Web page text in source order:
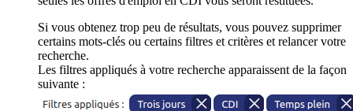
Si vous obtenez trop peu de résultats, vous pouvez supprimer
certains mots-clés ou certains filtres et critères et relancer votre
recherche.
Les filtres appliqués à votre recherche apparaissent de la façon
suivante :